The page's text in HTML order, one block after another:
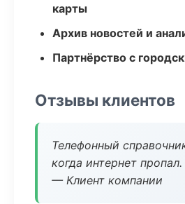
карты
Архив новостей и
Партнёрство с
Отзывы клиентов
Телефонный
когда интернет пропал.
— Клиент компании